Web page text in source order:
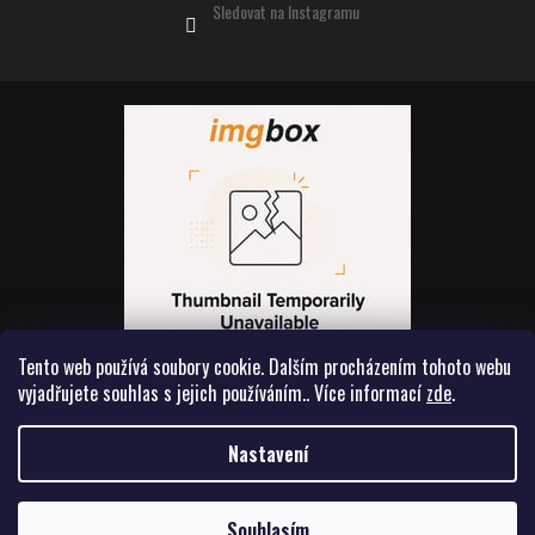
Tento web používá soubory cookie. Dalším procházením tohoto webu
vyjadřujete souhlas s jejich používáním.. Více informací zde.
Nastavení
Sledovat na Instagramu
Vytvořil Shoptet